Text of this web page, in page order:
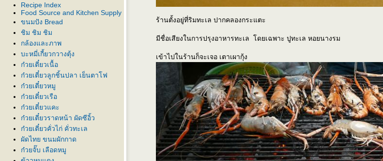
Recipe Index
Food Source and Kitchen Supply
ขนมปัง Bread
ชิม ชิม ชิม
กล้องและภาพ
บะหมี่เกี้ยวกวางตุ้ง
ก๋วยเตี๋ยวเนื้อ
ก๋วยเตี๋ยวลูกชิ้นปลา เย็นตาโฟ
ก๋วยเตี๋ยวหมู
ก๋วยเตี๋ยวเรือ
ก๋วยเตี๋ยวแคะ
ก๋วยเตี๋ยวราดหน้า ผัดซีอิ้ว
ก๋วยเตี๋ยวคั่วไก่ คั่วทะเล
ผัดไทย ขนมผักกาด
ก๋วยจั๊บ เลือดหมู
ร้านตั้งอยู่ที่ริมทะเล ปากคลองกระแตะ
มีชื่อเสียงในการปรุงอาหารทะเล โดยเฉพาะ ปูทะเล หอยนางรม
เข้าไปในร้านก็จะเจอ เตาเผากุ้ง